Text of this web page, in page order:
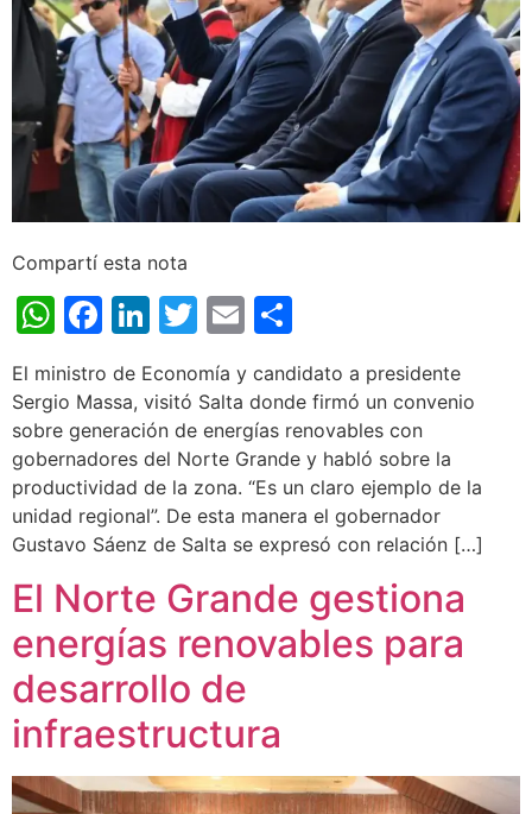
Compartí esta nota
WhatsApp
Facebook
LinkedIn
Twitter
Email
El ministro de Economía y candidato a presidente
Sergio Massa, visitó Salta donde firmó un convenio
sobre generación de energías renovables con
gobernadores del Norte Grande y habló sobre la
productividad de la zona. “Es un claro ejemplo de la
unidad regional”. De esta manera el gobernador
Gustavo Sáenz de Salta se expresó con relación […]
El Norte Grande gestiona
energías renovables para
desarrollo de
infraestructura